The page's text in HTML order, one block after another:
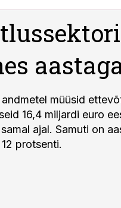
müüsid
16,4 miljardi euro
ajal. Samuti on
protsenti.